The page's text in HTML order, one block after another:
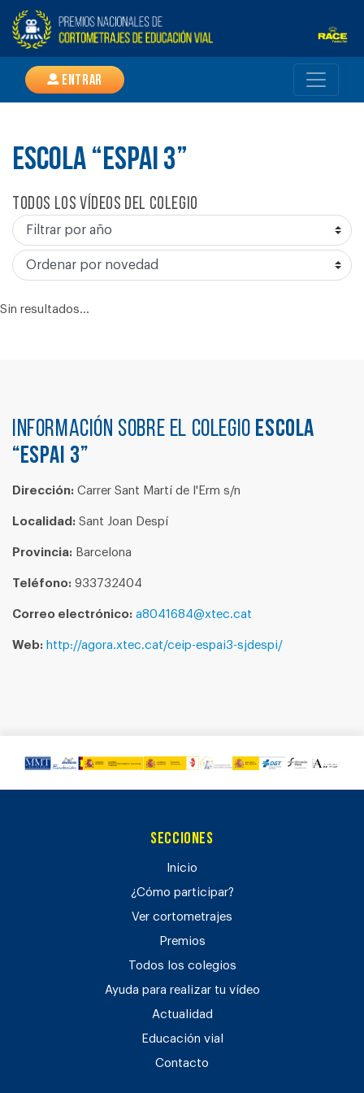
Entrar
ESCOLA “ESPAI 3”
Todos los vídeos del colegio
Sin resultados...
Información sobre el colegio ESCOLA
“ESPAI 3”
Dirección: Carrer Sant Martí de l'Erm s/n
Localidad: Sant Joan Despí
Provincia: Barcelona
Teléfono: 933732404
Correo electrónico: a8041684@xtec.cat
Web: http://agora.xtec.cat/ceip-espai3-sjdespi/
Secciones
Inicio
¿Cómo participar?
Ver cortometrajes
Premios
Todos los colegios
Ayuda para realizar tu vídeo
Actualidad
Educación vial
Contacto